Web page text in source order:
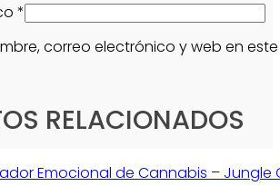
*
correo electrónico y web en
RELACIONADOS